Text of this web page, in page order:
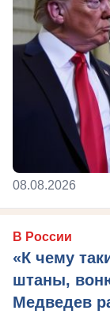
08.08.2026
В России
«К чему
штаны,
Медведев